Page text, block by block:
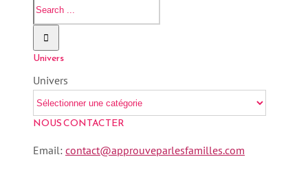
Univers
Univers
NOUS CONTACTER
Email: contact@approuveparlesfamilles.com